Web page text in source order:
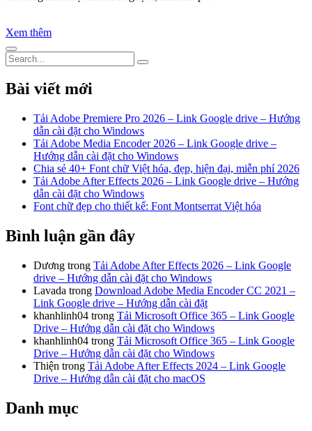
Xem thêm
Bài viết mới
Tải Adobe Premiere Pro 2026 – Link Google drive – Hướng
dẫn cài đặt cho Windows
Tải Adobe Media Encoder 2026 – Link Google drive –
Hướng dẫn cài đặt cho Windows
Chia sẻ 40+ Font chữ Việt hóa, đẹp, hiện đại, miễn phí 2026
Tải Adobe After Effects 2026 – Link Google drive – Hướng
dẫn cài đặt cho Windows
Font chữ đẹp cho thiết kế: Font Montserrat Việt hóa
Bình luận gần đây
Dương trong Tải Adobe After Effects 2026 – Link Google
drive – Hướng dẫn cài đặt cho Windows
Lavada trong Download Adobe Media Encoder CC 2021 –
Link Google drive – Hướng dẫn cài đặt
khanhlinh04 trong Tải Microsoft Office 365 – Link Google
Drive – Hướng dẫn cài đặt cho Windows
khanhlinh04 trong Tải Microsoft Office 365 – Link Google
Drive – Hướng dẫn cài đặt cho Windows
Thiện trong Tải Adobe After Effects 2024 – Link Google
Drive – Hướng dẫn cài đặt cho macOS
Danh mục